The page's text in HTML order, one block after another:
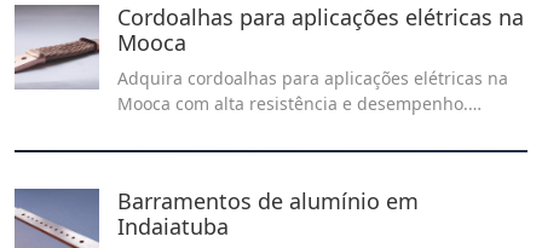
Cordoalhas para aplicações elétricas na
Mooca
Adquira cordoalhas para aplicações elétricas na
Mooca com alta resistência e desempenho.
para seu projeto!
Barramentos de alumínio em
Indaiatuba